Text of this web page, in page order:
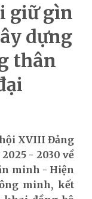
giữ gìn
dựng
thân
XVIII Đảng
- 2030 về
minh - Hiện
minh, kết